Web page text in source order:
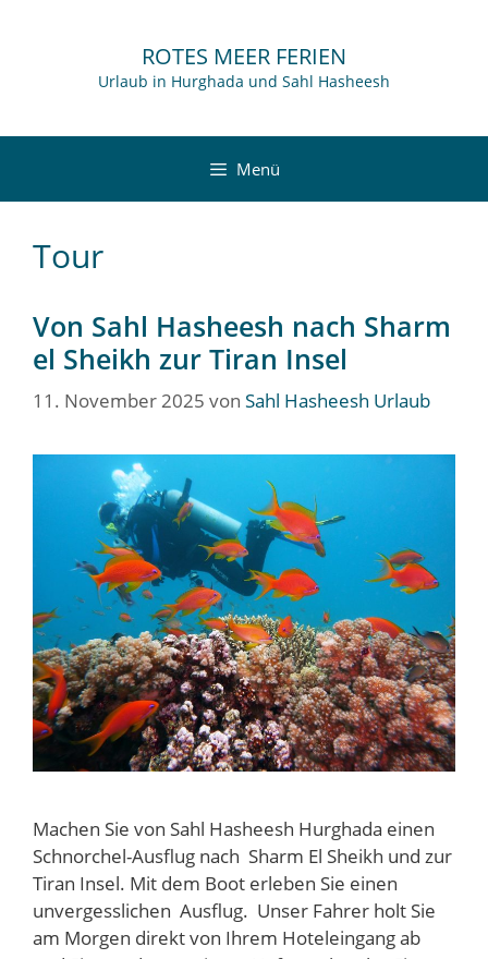
ROTES MEER FERIEN
Urlaub in Hurghada und Sahl Hasheesh
Menü
Tour
Von Sahl Hasheesh nach Sharm
el Sheikh zur Tiran Insel
11. November 2025 von Sahl Hasheesh Urlaub
Machen Sie von Sahl Hasheesh Hurghada einen
Schnorchel-Ausflug nach Sharm El Sheikh und zur
Tiran Insel. Mit dem Boot erleben Sie einen
unvergesslichen Ausflug. Unser Fahrer holt Sie
am Morgen direkt von Ihrem Hoteleingang ab